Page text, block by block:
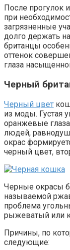
После прогулок
при
загрязненные
долго держать
британцы
оттенок
глаза
Черный
Черный цвет
из моды. Густая
оранжевые
людей,
окрас
черный цвет,
Черные окрасы
называемой
проблема
рыжеватый или
Причины, по
следующие: